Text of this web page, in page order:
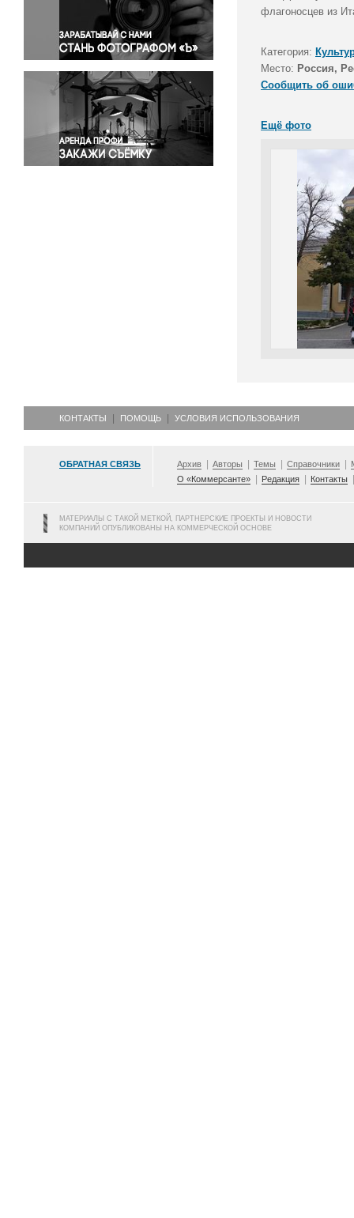
Правосудие
Происшествия и конфликты
Религия
Светская жизнь
Спорт
Экология
Экономика и бизнес
флагоносцев из
Категория:
Место: Россия,
Сообщить об
Ещё фото
КОНТАКТЫ ПОМОЩЬ УСЛОВИЯ ИСПОЛЬЗОВАНИЯ
ОБРАТНАЯ СВЯЗЬ Архив Авторы Темы Справочники
О «Коммерсанте»
Редакция Контакты
МАТЕРИАЛЫ С ТАКОЙ МЕТКОЙ, ПАРТНЕРСКИЕ ПРОЕКТЫ И НОВОСТИ
КОМПАНИЙ ОПУБЛИКОВАНЫ НА КОММЕРЧЕСКОЙ ОСНОВЕ